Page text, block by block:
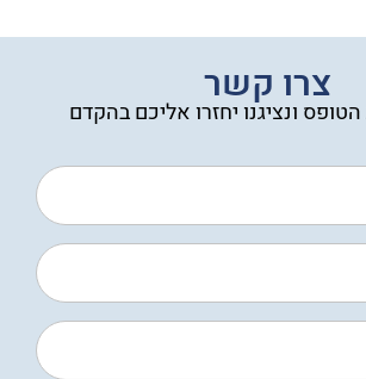
צרו קשר
ונציגנו יחזרו אליכם בהקדם